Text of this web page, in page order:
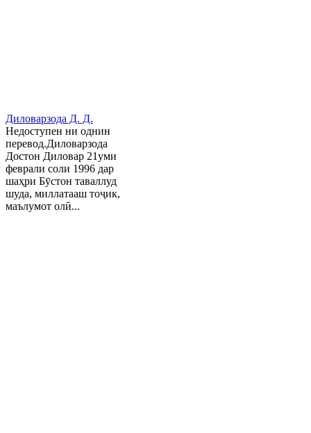
Диловарзода Д. Д.
Недоступен ни однин
перевод.Диловарзода
Достон Диловар 21уми
феврали соли 1996 дар
шаҳри Бӯстон таваллуд
шуда, миллатааш тоҷик,
маълумот олӣ...